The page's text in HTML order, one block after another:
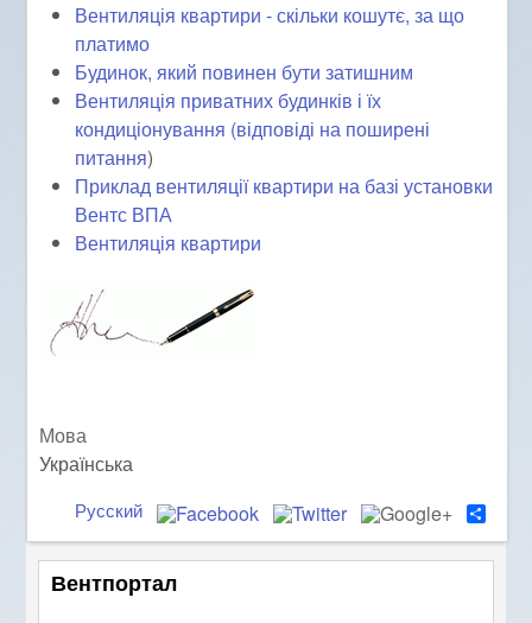
Вентиляція квартири - скільки кошутє, за що
платимо
Будинок, який повинен бути затишним
Вентиляція приватних будинків і їх
кондиціонування (відповіді на поширені
питання)
Приклад вентиляції квартири на базі установки
Вентс ВПА
Вентиляція квартири
Мова
Українська
S
h
a
r
Русский
Вентпортал